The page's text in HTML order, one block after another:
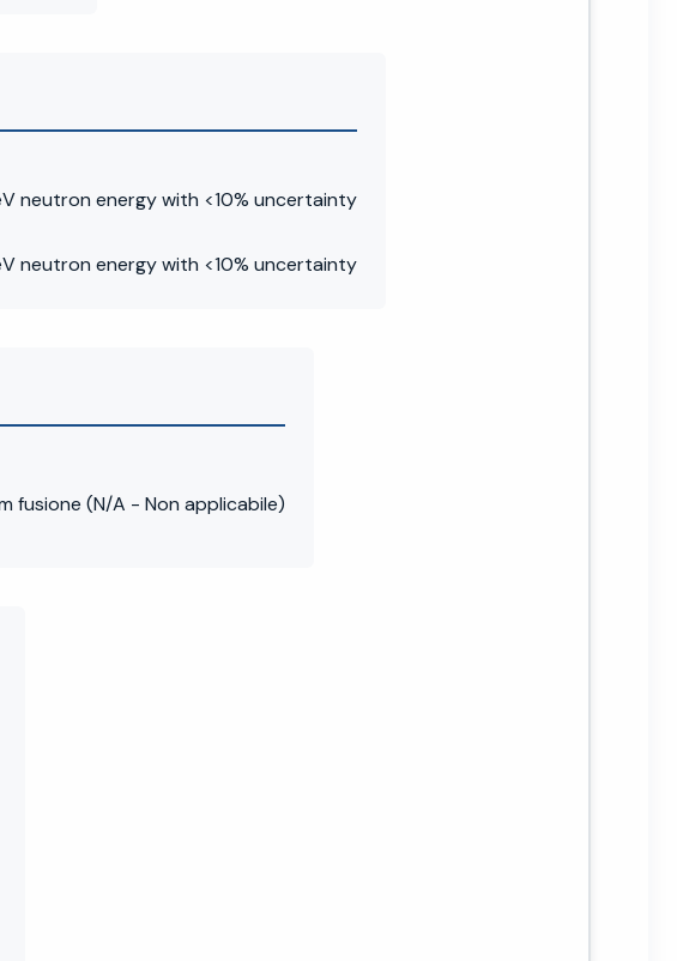
neutron energy with <10% uncertainty
neutron energy with <10% uncertainty
fusione (N/A - Non applicabile)